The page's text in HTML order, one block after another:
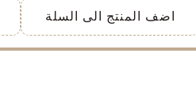
اضف المنتج الى السلة